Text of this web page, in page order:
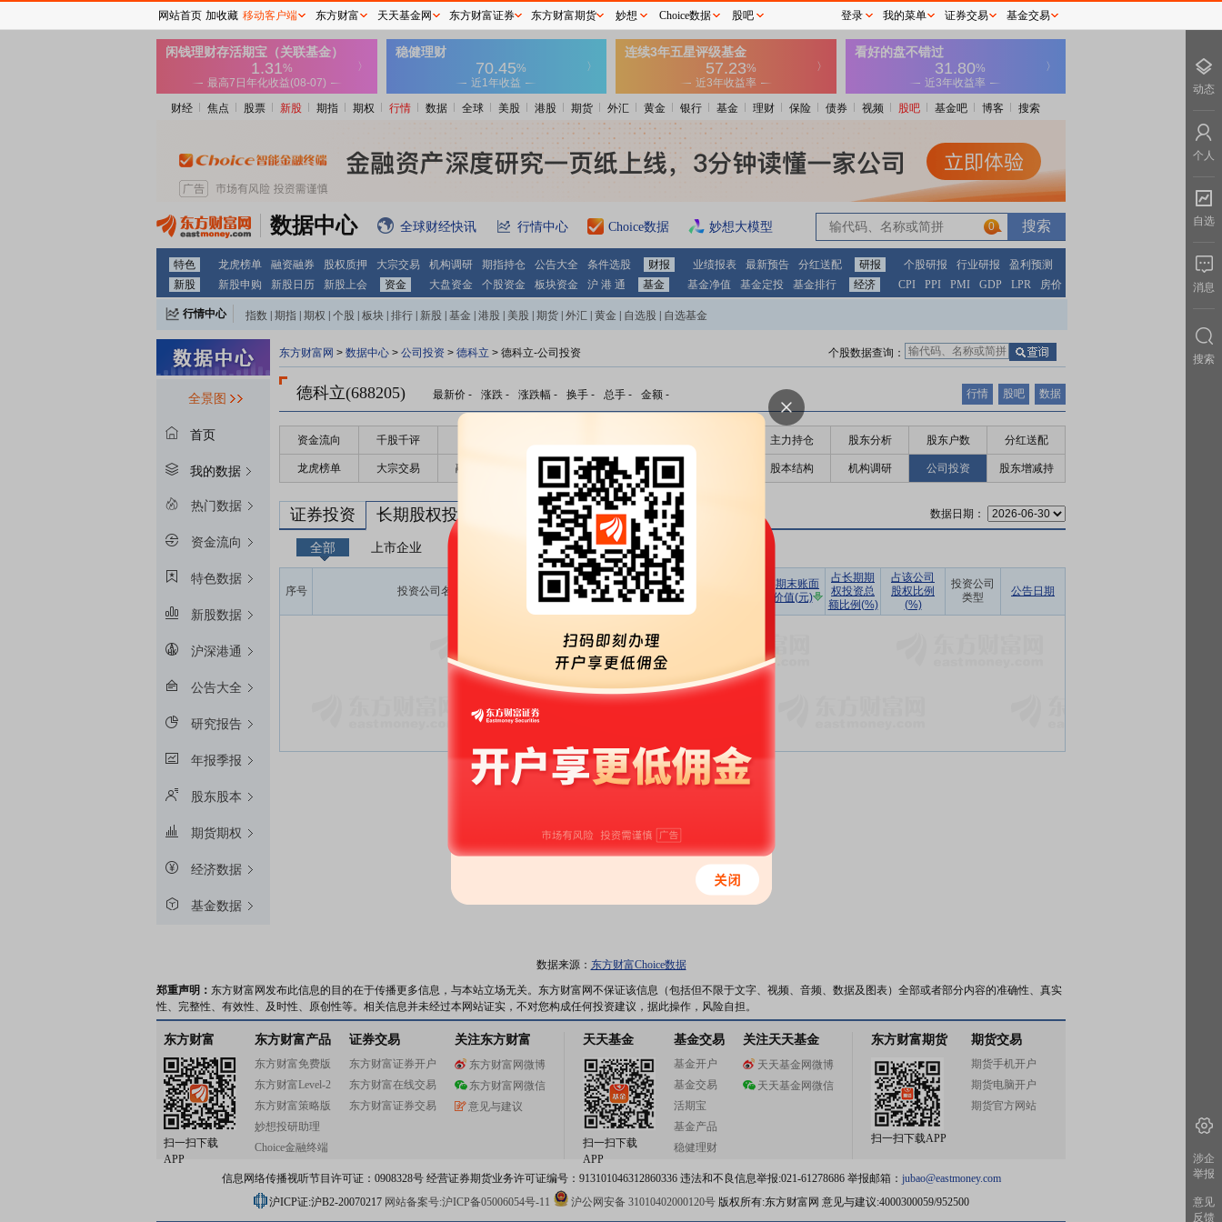
财经 焦点 股票 新股 期指 期权 行情 数据 全球 美股 港股 期货 外汇 黄金 银行 基金 理财 保险 债券 视频 股吧 基金吧 博客 搜索
数据中心 全球财经快讯 行情中心 Choice数据 妙想大模型 0
特色 龙虎榜单 融资融券 股权质押 大宗交易 机构调研 期指持仓 公告大全 条件选股 财报 业绩报表 最新预告 分红送配 研报 个股研报 行业研报
盈利预测
新股
新股申购 新股日历 新股上会 资金 大盘资金 个股资金 板块资金 沪 港 通 基金 基金净值 基金定投 基金排行 经济 CPI PPI PMI GDP LPR 房价
行情中心 指数 期指 期权 个股 板块 排行 新股 基金 港股 美股 期货 外汇 黄金 自选股 自选基金
全景图
首页
我的数据
热门数据
资金流向
特色数据
新股数据
沪深港通
公告大全
研究报告
年报季报
股东股本
期货期权
经济数据
基金数据
东方财富网 > 数据中心 > 公司投资 > 德科立 > 德科立-公司投资 个股数据查询：
德科立(688205) 最新价 - 涨跌 - 涨跌幅 - 换手 - 总手 - 金额 - 行情 股吧 数据
资金流向 千股千评 主力持仓 股东分析 股东户数 分红送配
龙虎榜单 大宗交易 融资融券 高管持股 股东大会 股本结构 机构调研 公司投资 股东增减持
证券投资 长期股权投资 数据日期：
全部 上市企业
序号 投资公司名称
初始投资
金额(元)
持股数量
(股)
期初余额
(元)
期末账面
价值(元)
占长期期
权投资总
额比例(%)
占该公司
股权比例
(%)
投资公司
类型
公告日期
暂无数据
数据来源： 东方财富Choice数据
郑重声明： 东方财富网发布此信息的目的在于传播更多信息，与本站立场无关。东方财富网不保证该信息（包括但不限于文字、视频、音频、数据及图表）全部或者部分内容的准确性、真实
性、完整性、有效性、及时性、原创性等。相关信息并未经过本网站证实，不对您构成任何投资建议，据此操作，风险自担。
东方财富
扫一扫下载
APP
东方财富产品
东方财富免费版
东方财富Level-2
东方财富策略版
妙想投研助理
Choice金融终端
证券交易
东方财富证券开户
东方财富在线交易
东方财富证券交易
关注东方财富
东方财富网微博
东方财富网微信
意见与建议
天天基金
扫一扫下载
APP
基金交易
基金开户
基金交易
活期宝
基金产品
稳健理财
关注天天基金
天天基金网微博
天天基金网微信
东方财富期货
扫一扫下载APP
期货交易
期货手机开户
期货电脑开户
期货官方网站
信息网络传播视听节目许可证：0908328号 经营证券期货业务许可证编号：913101046312860336 违法和不良信息举报:021-61278686 举报邮箱： jubao@eastmoney.com
沪ICP证:沪B2-20070217 网站备案号:沪ICP备05006054号-11 沪公网安备 31010402000120号版权所有:东方财富网 意见与建议:4000300059/952500
网站首页 加收藏 移动客户端 东方财富 天天基金网 东方财富证券 东方财富期货 妙想 Choice数据 股吧 登录 我的菜单 证券交易 基金交易
动态
个人
自选
消息
搜索
涉企
举报
意见
反馈